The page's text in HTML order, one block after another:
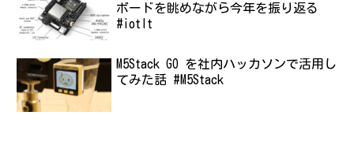
ボードを眺めながら今年を振り返る
#iotlt
M5Stack GO を社内ハッカソンで活用し
てみた話 #M5Stack